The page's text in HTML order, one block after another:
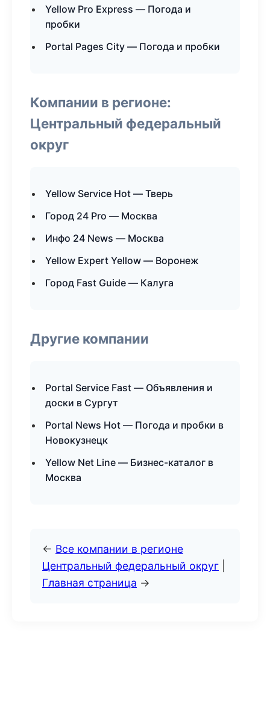
Yellow Pro Express — Погода и
пробки
Portal Pages City — Погода и пробки
Компании в регионе:
Центральный федеральный
округ
Yellow Service Hot — Тверь
Город 24 Pro — Москва
Инфо 24 News — Москва
Yellow Expert Yellow — Воронеж
Город Fast Guide — Калуга
Другие компании
Portal Service Fast — Объявления и
доски в Сургут
Portal News Hot — Погода и пробки в
Новокузнецк
Yellow Net Line — Бизнес-каталог в
Москва
← Все компании в регионе
Центральный федеральный округ
Главная страница →